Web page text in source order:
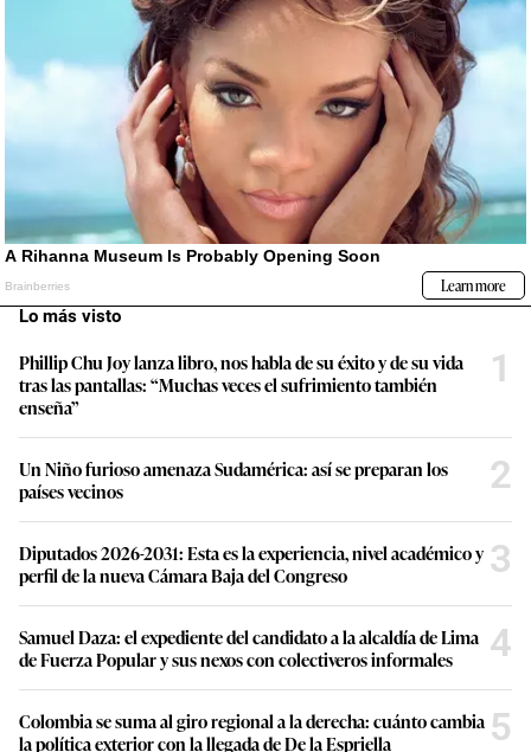
Lo más visto
Phillip Chu Joy lanza libro, nos habla de su éxito y de su vida
tras las pantallas: “Muchas veces el sufrimiento también
enseña”
1
Un Niño furioso amenaza Sudamérica: así se preparan los
países vecinos
2
Diputados 2026-2031: Esta es la experiencia, nivel académico y
perfil de la nueva Cámara Baja del Congreso
3
Samuel Daza: el expediente del candidato a la alcaldía de Lima
de Fuerza Popular y sus nexos con colectiveros informales
4
Colombia se suma al giro regional a la derecha: cuánto cambia
la política exterior con la llegada de De la Espriella
5